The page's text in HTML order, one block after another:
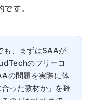
す。
も、まずはSAAが
のフリーコ
の問題を実際に体
った教材か」を確